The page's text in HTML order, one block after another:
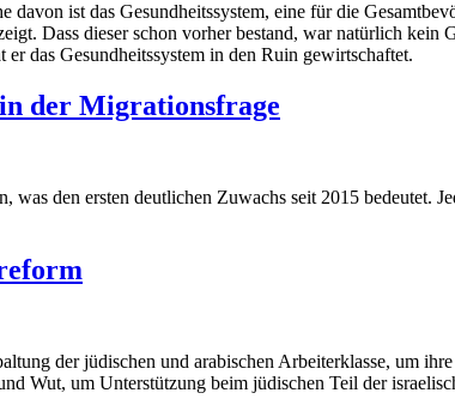
ist das Gesundheitssystem, eine für die
Dass dieser schon vorher bestand, war natürlich kein
das Gesundheitssystem in den Ruin gewirtschaftet.
der Migrationsfrage
den ersten deutlichen Zuwachs seit 2015 bedeutet.
der jüdischen und arabischen Arbeiterklasse, um
Wut, um Unterstützung beim jüdischen Teil der